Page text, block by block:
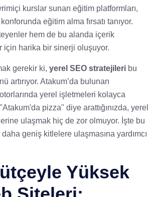
kurslar sunan eğitim platformları,
eğitim alma fırsatı tanıyor.
hem de bu alanda içerik
için harika bir sinerji oluşuyor.
gerekir ki, yerel SEO stratejileri bu
artırıyor. Atakum’da bulunan
yerel işletmeleri kolayca
pizza" diye arattığınızda, yerel
ulaşmak hiç de zor olmuyor. İşte bu
geniş kitlelere ulaşmasına yardımcı
Yüksek